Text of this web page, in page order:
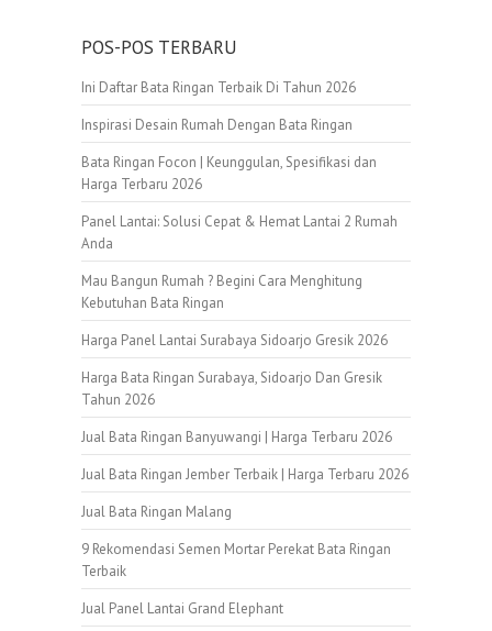
POS-POS TERBARU
Ini Daftar Bata Ringan Terbaik Di Tahun 2026
Inspirasi Desain Rumah Dengan Bata Ringan
Bata Ringan Focon | Keunggulan, Spesifikasi dan
Harga Terbaru 2026
Panel Lantai: Solusi Cepat & Hemat Lantai 2 Rumah
Anda
Mau Bangun Rumah ? Begini Cara Menghitung
Kebutuhan Bata Ringan
Harga Panel Lantai Surabaya Sidoarjo Gresik 2026
Harga Bata Ringan Surabaya, Sidoarjo Dan Gresik
Tahun 2026
Jual Bata Ringan Banyuwangi | Harga Terbaru 2026
Jual Bata Ringan Jember Terbaik | Harga Terbaru 2026
Jual Bata Ringan Malang
9 Rekomendasi Semen Mortar Perekat Bata Ringan
Terbaik
Jual Panel Lantai Grand Elephant